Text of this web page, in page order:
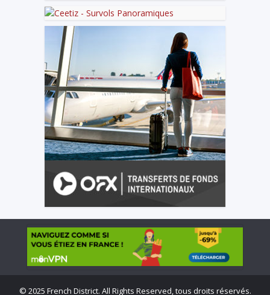
© 2025 French District. All Rights Reserved, tous droits réservés.